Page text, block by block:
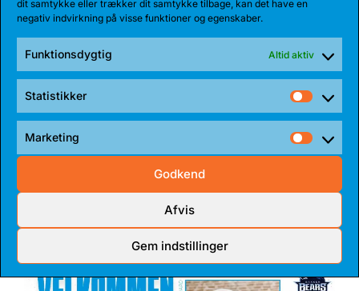
dit samtykke eller trækker dit samtykke tilbage, kan det have en
negativ indvirkning på visse funktioner og egenskaber.
Funktionsdygtig Altid aktiv
Statistikker
Marketing
Godkend
Afvis
Gem indstillinger
27 JUL 2026
BEARS HENTER ATLETISK GUARD
har indgået en 1-årig aftale med...